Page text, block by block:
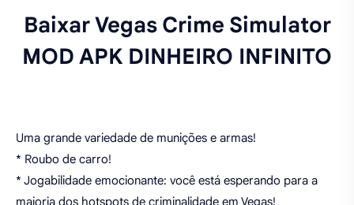
Baixar Vegas Crime Simulator
MOD APK DINHEIRO INFINITO
Uma grande variedade de munições e armas!
* Roubo de carro!
* Jogabilidade emocionante: você está esperando para a
maioria dos hotspots de criminalidade em Vegas!